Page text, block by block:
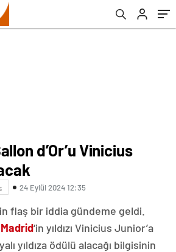
d’Or’u Vinicius
24 Eylül 2024 12:35
flaş bir iddia gündeme geldi.
‘in yıldızı Vinicius Junior’a
yıldıza ödülü alacağı bilgisinin